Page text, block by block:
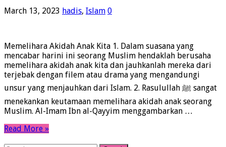
March 13, 2023 hadis, Islam 0
Memelihara Akidah Anak Kita 1. Dalam suasana yang
mencabar harini ini seorang Muslim hendaklah berusaha
memelihara akidah anak kita dan jauhkanlah mereka dari
terjebak dengan filem atau drama yang mengandungi
unsur yang menjauhkan dari Islam. 2. Rasulullah ﷺ sangat
menekankan keutamaan memelihara akidah anak seorang
Muslim. Al-Imam Ibn al-Qayyim menggambarkan …
Read More »